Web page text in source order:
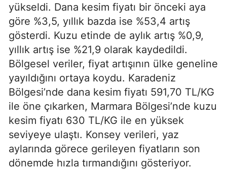
yükseldi. Dana kesim fiyatı bir önceki aya
göre %3,5, yıllık bazda ise %53,4 artış
gösterdi. Kuzu etinde de aylık artış %0,9,
yıllık artış ise %21,9 olarak kaydedildi.
Bölgesel veriler, fiyat artışının ülke geneline
yayıldığını ortaya koydu. Karadeniz
Bölgesi’nde dana kesim fiyatı 591,70 TL/KG
ile öne çıkarken, Marmara Bölgesi’nde kuzu
kesim fiyatı 630 TL/KG ile en yüksek
seviyeye ulaştı. Konsey verileri, yaz
aylarında görece gerileyen fiyatların son
dönemde hızla tırmandığını gösteriyor.